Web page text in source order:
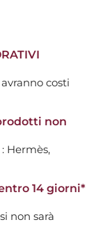
costi
non
: Hermès,
14 giorni*
non sarà